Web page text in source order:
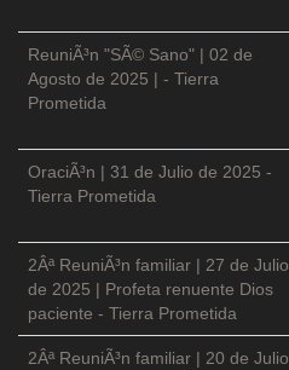
ReuniÃ³n "SÃ© Sano" | 02 de
Agosto de 2025 | - Tierra
Prometida
OraciÃ³n | 31 de Julio de 2025 -
Tierra Prometida
2Âª ReuniÃ³n familiar | 27 de Julio
de 2025 | Profeta renuente Dios
paciente - Tierra Prometida
2Âª ReuniÃ³n familiar | 20 de Julio